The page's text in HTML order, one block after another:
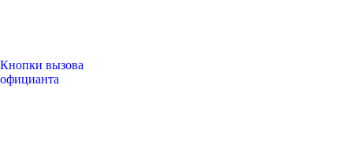
Кнопки вызова
официанта